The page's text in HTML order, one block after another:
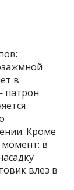
в
патрон
Кроме
в
влез в